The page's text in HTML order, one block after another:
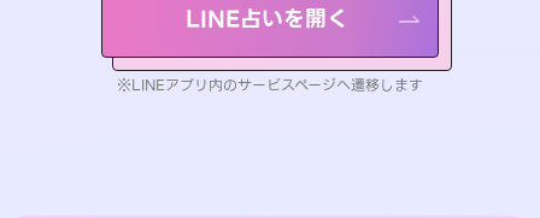
LINE占いを開く
※LINEアプリ内のサービスページへ遷移します